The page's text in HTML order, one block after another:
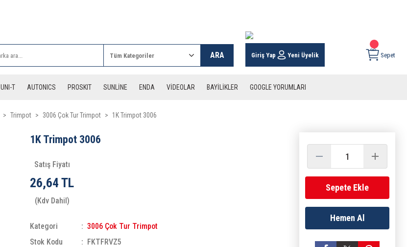
ARA Giriş Yap Yeni Üyelik Sepet
UNI-T AUTONICS PROSKIT SUNLİNE ENDA VİDEOLAR BAYİLİKLER GOOGLE YORUMLARI
Trimpot 3006 Çok Tur Trimpot 1K Trimpot 3006
1K Trimpot 3006
Satış Fiyatı
26,64 TL
(Kdv Dahil)
Kategori
3006 Çok Tur Trimpot
Stok Kodu
FKTFRVZ5
Sepete Ekle
Hemen Al